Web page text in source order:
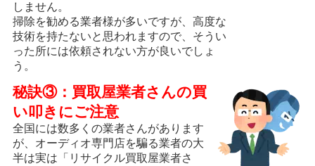
しません。
掃除を勧める業者様が多いですが、高度な
技術を持たないと思われますので、そうい
った所には依頼されない方が良いでしょ
う。
秘訣③：買取屋業者さんの買
い叩きにご注意
全国には数多くの業者さんがあります
が、オーディオ専門店を騙る業者の大
半は実は「リサイクル買取屋業者さ